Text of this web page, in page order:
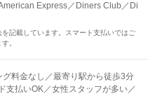
Express／Diners Club／Di
記載しています。スマート支払いではご
。
料金なし／最寄り駅から徒歩3分
支払いOK／女性スタッフが多い／